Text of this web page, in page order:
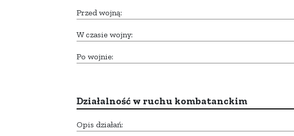
Przed wojną:
W czasie wojny:
Po wojnie:
Działalność w ruchu kombatanckim
Opis działań: